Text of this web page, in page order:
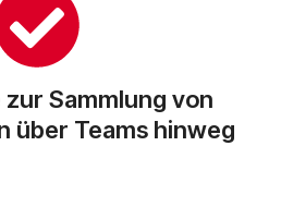
Sammlung von
über Teams hinweg